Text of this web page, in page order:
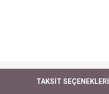
TAKSİT SEÇENEKLERİ